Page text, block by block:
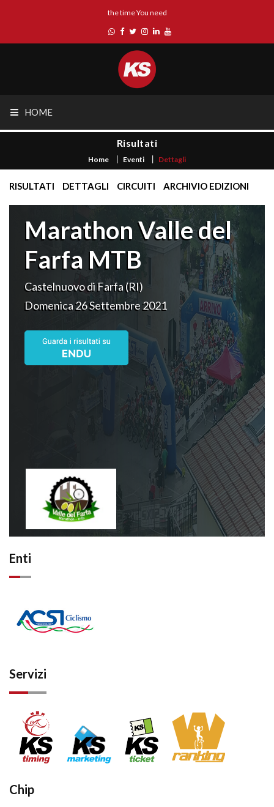
the time You need
HOME
Risultati
Home Eventi Dettagli
RISULTATI DETTAGLI CIRCUITI ARCHIVIO EDIZIONI
Marathon Valle del
Farfa MTB
Castelnuovo di Farfa (RI)
Domenica 26 Settembre 2021
Enti
Servizi
Chip